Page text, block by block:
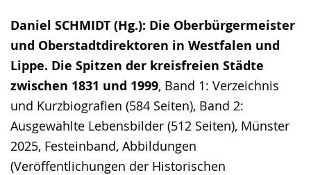
Daniel SCHMIDT (Hg.): Die Oberbürgermeister
und Oberstadtdirektoren in Westfalen und
Lippe. Die Spitzen der kreisfreien Städte
zwischen 1831 und 1999, Band 1: Verzeichnis
und Kurzbiografien (584 Seiten), Band 2:
Ausgewählte Lebensbilder (512 Seiten), Münster
2025, Festeinband, Abbildungen
(Veröffentlichungen der Historischen